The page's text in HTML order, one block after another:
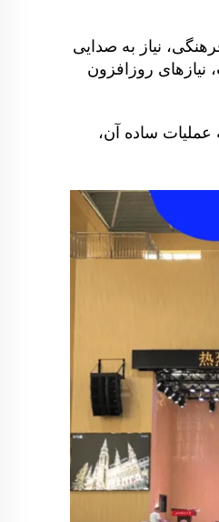
نیاز به صدایی
روزافزون
عملیات ساده آن،